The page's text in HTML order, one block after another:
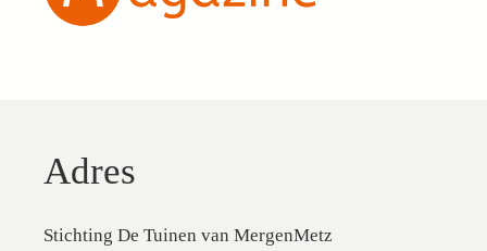
Adres
Stichting De Tuinen van MergenMetz